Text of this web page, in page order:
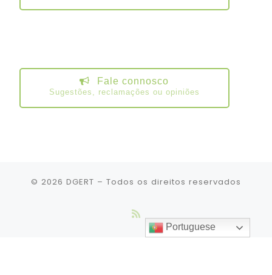
Fale connosco
Sugestões, reclamações ou opiniões
© 2026 DGERT – Todos os direitos reservados
Portuguese